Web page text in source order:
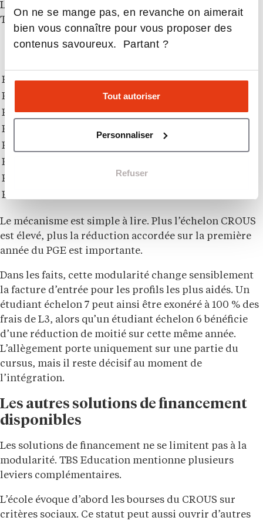
On ne se mange pas, en revanche on aimerait
bien vous connaître pour vous proposer des
contenus savoureux. Partant ?
Tout autoriser
Personnaliser
Refuser
L3 selon la situation boursière. L’échelle affichée par
TBS Education est la suivante :
Échelon CROUS
Réduction sur les frais de L3
Échelon 0
5%
Échelon 1
10%
Échelon 2
10%
Échelon 3
10%
Échelon 4
Échelon 5
Échelon 6
Échelon 7
Le mécanisme est simple à lire. Plus l’échelon CROUS
est élevé, plus la réduction accordée sur la première
année du PGE est importante.
Dans les faits, cette modularité change sensiblement
la facture d’entrée pour les profils les plus aidés. Un
étudiant échelon 7 peut ainsi être exonéré à 100 % des
frais de L3, alors qu’un étudiant échelon 6 bénéficie
d’une réduction de moitié sur cette même année.
L’allègement porte uniquement sur une partie du
cursus, mais il reste décisif au moment de
l’intégration.
Les autres solutions de financement
disponibles
Les solutions de financement ne se limitent pas à la
modularité. TBS Education mentionne plusieurs
leviers complémentaires.
L’école évoque d’abord les bourses du CROUS sur
critères sociaux. Ce statut peut aussi ouvrir d’autres